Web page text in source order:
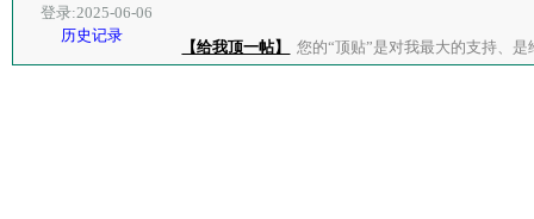
登录:2025-06-06
历史记录
【给我顶一帖】 您的“顶贴”是对我最大的支持、